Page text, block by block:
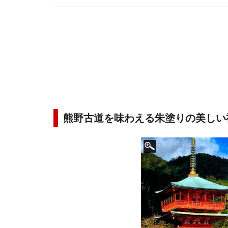
熊野古道を味わえる朱塗りの美し